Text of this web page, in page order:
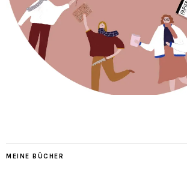
MEINE BÜCHER